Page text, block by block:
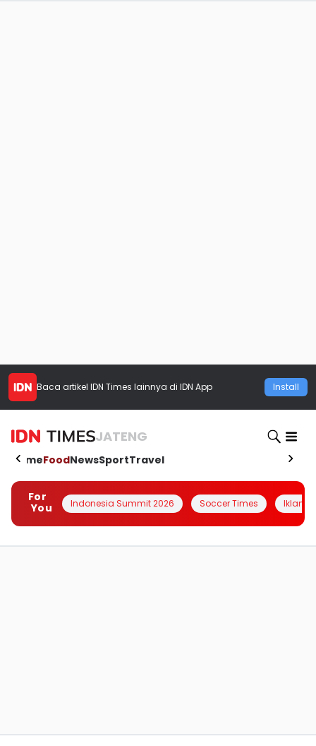
Baca artikel IDN Times lainnya di IDN App Install
JATENG
HomeFoodNewsSportTravel
For
You
Indonesia Summit 2026 Soccer Times Iklanin